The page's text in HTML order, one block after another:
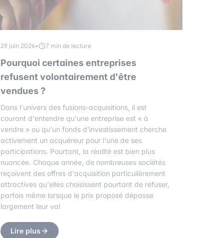
29 juin 2026• 7 min de lecture
Pourquoi certaines entreprises
refusent volontairement d'être
vendues ?
Dans l'univers des fusions-acquisitions, il est
courant d'entendre qu'une entreprise est « à
vendre » ou qu'un fonds d'investissement cherche
activement un acquéreur pour l'une de ses
participations. Pourtant, la réalité est bien plus
nuancée. Chaque année, de nombreuses sociétés
reçoivent des offres d'acquisition particulièrement
attractives qu'elles choisissent pourtant de refuser,
parfois même lorsque le prix proposé dépasse
largement leur val
Lire plus